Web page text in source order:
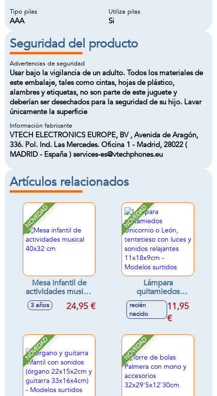
Tipo pilas
AAA
Utiliza pilas
Si
Seguridad del producto
Advertencias de seguridad
Usar bajo la vigilancia de un adulto. Todos los materiales de
este embalaje, tales como cintas, hojas de plástico,
alambres y etiquetas, no son parte de este juguete y
deberían ser desechados para la seguridad de su hijo. Lavar
únicamente la superficie
Información fabricante
VTECH ELECTRONICS EUROPE, BV , Avenida de Aragón,
336. Pol. Ind. Las Mercedes. Oficina 1 - Madrid, 28022 (
MADRID - España ) services-es@vtechphones.eu
Artículos relacionados
NOVEDAD
Mesa infantil de
actividades musical
40x32 cm
3 años 24,95 €
NOVEDAD
Lámpara
quitamiedos
Unicornio o León,
tentetieso con
luces y sonidos
11x18x9cm -
Modelos surtidos
recién
nacido
11,95
€
NOVEDAD NOVEDAD